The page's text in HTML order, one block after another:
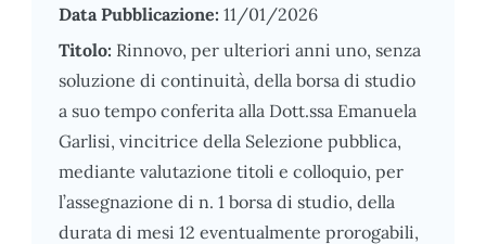
Data Pubblicazione: 11/01/2026
Titolo: Rinnovo, per ulteriori anni uno, senza
soluzione di continuità, della borsa di studio
a suo tempo conferita alla Dott.ssa Emanuela
Garlisi, vincitrice della Selezione pubblica,
mediante valutazione titoli e colloquio, per
l’assegnazione di n. 1 borsa di studio, della
durata di mesi 12 eventualmente prorogabili,